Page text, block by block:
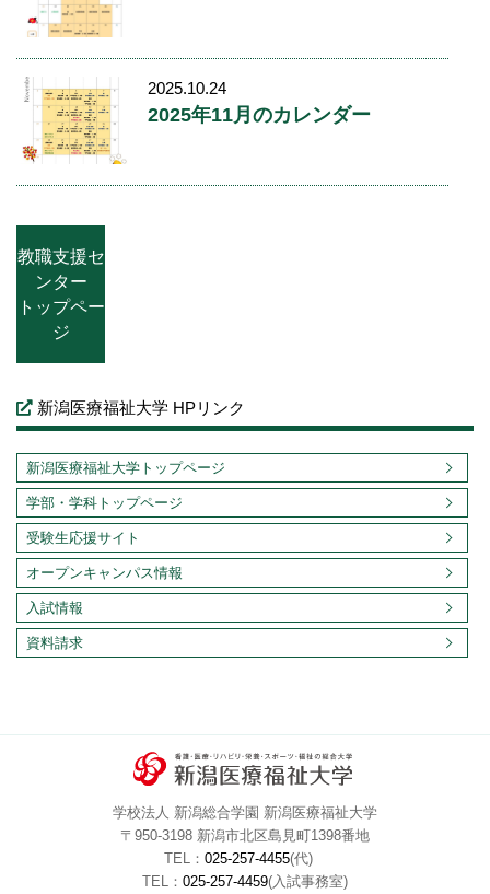
2025.10.24
2025年11月のカレンダー
教職支援セ
ンター
トップペー
ジ
新潟医療福祉大学 HPリンク
新潟医療福祉大学トップページ
学部・学科トップページ
受験生応援サイト
オープンキャンパス情報
入試情報
資料請求
学校法人 新潟総合学園 新潟医療福祉大学
〒950-3198 新潟市北区島見町1398番地
TEL： 025-257-4455(代)
TEL： 025-257-4459(入試事務室)